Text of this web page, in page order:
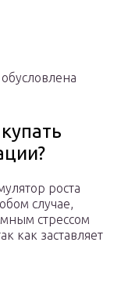
роста
случае,
стрессом
как заставляет